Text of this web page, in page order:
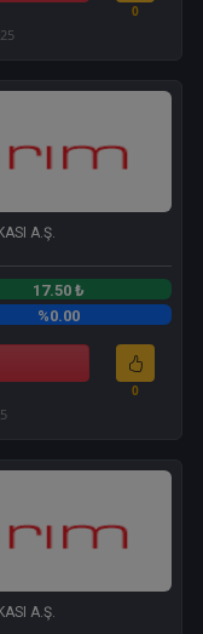
0
A.Ş.
17.50 ₺
%0.00
0
A.Ş.